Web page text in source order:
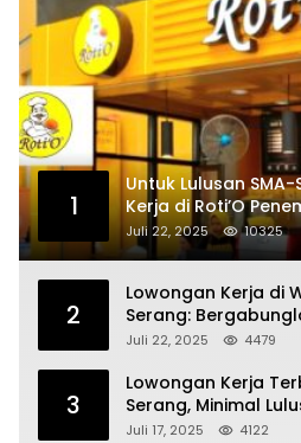
1
Untuk Lulusan
Kerja di Roti’O
dan Jakarta
Juli 22, 2025 10325
2
Lowongan Kerja di
Serang:
Kecantikan
Juli 22, 2025 4479
3
Lowongan Kerja
Serang, Minimal
Sederajat
Juli 17, 2025 4122